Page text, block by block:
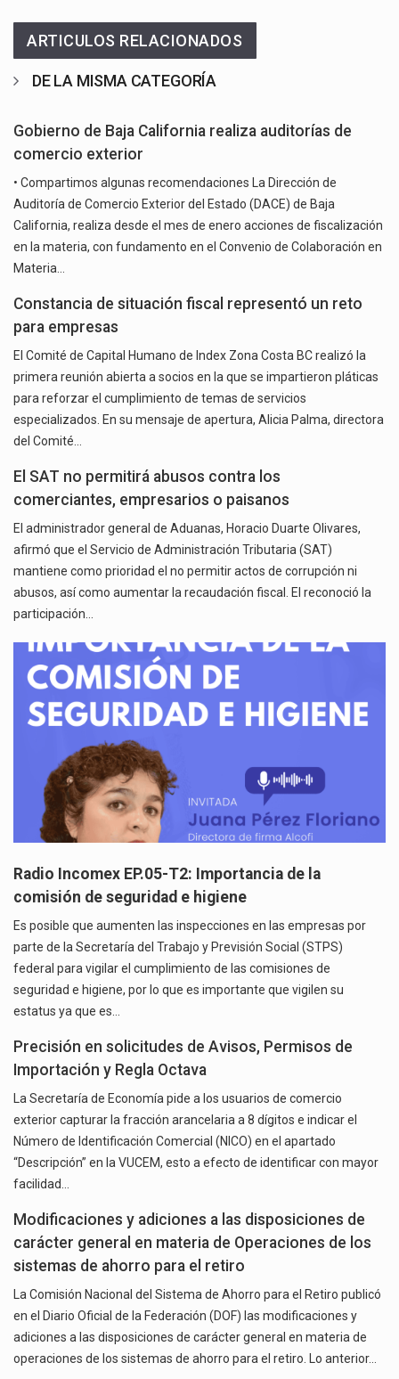
ARTICULOS RELACIONADOS
DE LA MISMA CATEGORÍA
Gobierno de Baja California realiza auditorías de
comercio exterior
• Compartimos algunas recomendaciones La Dirección de
Auditoría de Comercio Exterior del Estado (DACE) de Baja
California, realiza desde el mes de enero acciones de fiscalización
en la materia, con fundamento en el Convenio de Colaboración en
Materia…
Constancia de situación fiscal representó un reto
para empresas
El Comité de Capital Humano de Index Zona Costa BC realizó la
primera reunión abierta a socios en la que se impartieron pláticas
para reforzar el cumplimiento de temas de servicios
especializados. En su mensaje de apertura, Alicia Palma, directora
del Comité…
El SAT no permitirá abusos contra los
comerciantes, empresarios o paisanos
El administrador general de Aduanas, Horacio Duarte Olivares,
afirmó que el Servicio de Administración Tributaria (SAT)
mantiene como prioridad el no permitir actos de corrupción ni
abusos, así como aumentar la recaudación fiscal. El reconoció la
participación…
Radio Incomex EP.05-T2: Importancia de la
comisión de seguridad e higiene
Es posible que aumenten las inspecciones en las empresas por
parte de la Secretaría del Trabajo y Previsión Social (STPS)
federal para vigilar el cumplimiento de las comisiones de
seguridad e higiene, por lo que es importante que vigilen su
estatus ya que es…
Precisión en solicitudes de Avisos, Permisos de
Importación y Regla Octava
La Secretaría de Economía pide a los usuarios de comercio
exterior capturar la fracción arancelaria a 8 dígitos e indicar el
Número de Identificación Comercial (NICO) en el apartado
“Descripción” en la VUCEM, esto a efecto de identificar con mayor
facilidad…
Modificaciones y adiciones a las disposiciones de
carácter general en materia de Operaciones de los
sistemas de ahorro para el retiro
La Comisión Nacional del Sistema de Ahorro para el Retiro publicó
en el Diario Oficial de la Federación (DOF) las modificaciones y
adiciones a las disposiciones de carácter general en materia de
operaciones de los sistemas de ahorro para el retiro. Lo anterior…